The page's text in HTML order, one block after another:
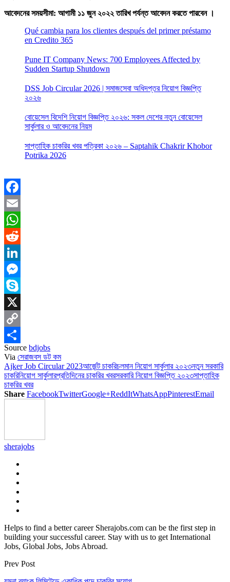
আবেদনের সময়সীমা: আগামী ১১ জুন ২০২২ তারিখ পর্যন্ত আবেদন করতে পারবেন ।
Qué cambia para los clientes después del primer préstamo
en Credito 365
Pune IT Company News: 700 Employees Affected by
Sudden Startup Shutdown
DSS Job Circular 2026 | সমাজসেবা অধিদপ্তর নিয়োগ বিজ্ঞপ্তি
২০২৬
বোয়েসেল বিদেশি নিয়োগ বিজ্ঞপ্তি ২০২৬: সকল দেশের নতুন বোয়েসেল
সার্কুলার ও আবেদনের নিয়ম
সাপ্তাহিক চাকরির খবর পত্রিকা ২০২৬ – Saptahik Chakrir Khobor
Potrika 2026
Facebook
Email
WhatsApp
Reddit
LinkedIn
Messenger
Skype
X
Copy
Link
Share
Source bdjobs
Via সেরাজবস ডট কম
Ajker Job Circular 2023আর্জেন্ট চাকরিচলমান নিয়োগ সার্কুলার ২০২৩নতুন সরকারি
চাকরিনিয়োগ সার্কুলারপ্রতিদিনের চাকরির খবরসরকারি নিয়োগ বিজ্ঞপ্তি ২০২৩সাপ্তাহিক
চাকরির খবর
Share FacebookTwitterGoogle+ReddItWhatsAppPinterestEmail
sherajobs
Helps to find a better career Sherajobs.com can be the first step in
building your successful career. Stay with us to get International
Jobs, Global Jobs, Jobs Abroad.
Prev Post